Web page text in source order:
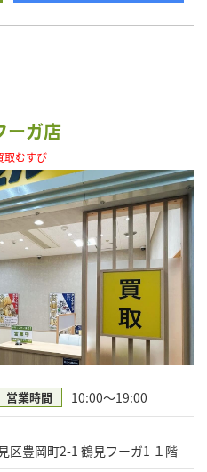
ーガ店
むすび
営業時間 10:00～19:00
区豊岡町2-1 鶴見フーガ1 １階